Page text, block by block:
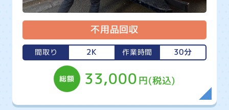
不用品回収
間取り 2K 作業時間 30分
総額 33,000円(税込)